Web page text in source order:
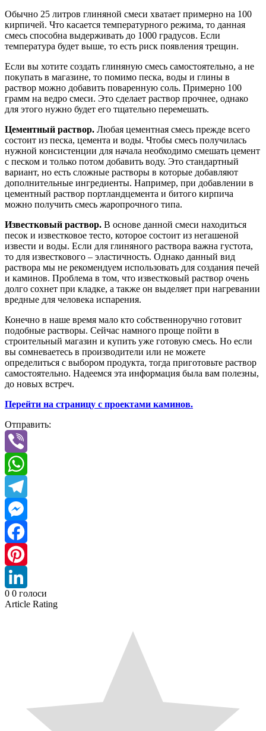
Обычно 25 литров глиняной смеси хватает примерно на 100
кирпичей. Что касается температурного режима, то данная
смесь способна выдерживать до 1000 градусов. Если
температура будет выше, то есть риск появления трещин.
Если вы хотите создать глиняную смесь самостоятельно, а не
покупать в магазине, то помимо песка, воды и глины в
раствор можно добавить поваренную соль. Примерно 100
грамм на ведро смеси. Это сделает раствор прочнее, однако
для этого нужно будет его тщательно перемешать.
Цементный раствор. Любая цементная смесь прежде всего
состоит из песка, цемента и воды. Чтобы смесь получилась
нужной консистенции для начала необходимо смешать цемент
с песком и только потом добавить воду. Это стандартный
вариант, но есть сложные растворы в которые добавляют
дополнительные ингредиенты. Например, при добавлении в
цементный раствор портландцемента и битого кирпича
можно получить смесь жаропрочного типа.
Известковый раствор. В основе данной смеси находиться
песок и известковое тесто, которое состоит из негашеной
извести и воды. Если для глиняного раствора важна густота,
то для известкового – эластичность. Однако данный вид
раствора мы не рекомендуем использовать для создания печей
и каминов. Проблема в том, что известковый раствор очень
долго сохнет при кладке, а также он выделяет при нагревании
вредные для человека испарения.
Конечно в наше время мало кто собственноручно готовит
подобные растворы. Сейчас намного проще пойти в
строительный магазин и купить уже готовую смесь. Но если
вы сомневаетесь в производители или не можете
определиться с выбором продукта, тогда приготовьте раствор
самостоятельно. Надеемся эта информация была вам полезны,
до новых встреч.
Перейти на страницу с проектами каминов.
Отправить:
Viber
WhatsApp
Telegram
Messenger
Facebook
Pinterest
LinkedIn
0 0 голоси
Article Rating